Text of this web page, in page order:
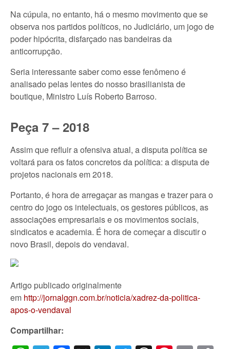
Na cúpula, no entanto, há o mesmo movimento que se
observa nos partidos políticos, no Judiciário, um jogo de
poder hipócrita, disfarçado nas bandeiras da
anticorrupção.
Seria interessante saber como esse fenômeno é
analisado pelas lentes do nosso brasilianista de
boutique, Ministro Luís Roberto Barroso.
Peça 7 – 2018
Assim que refluir a ofensiva atual, a disputa política se
voltará para os fatos concretos da política: a disputa de
projetos nacionais em 2018.
Portanto, é hora de arregaçar as mangas e trazer para o
centro do jogo os intelectuais, os gestores públicos, as
associações empresariais e os movimentos sociais,
sindicatos e academia. É hora de começar a discutir o
novo Brasil, depois do vendaval.
Artigo publicado originalmente
em http://jornalggn.com.br/noticia/xadrez-da-politica-
apos-o-vendaval
Compartilhar: